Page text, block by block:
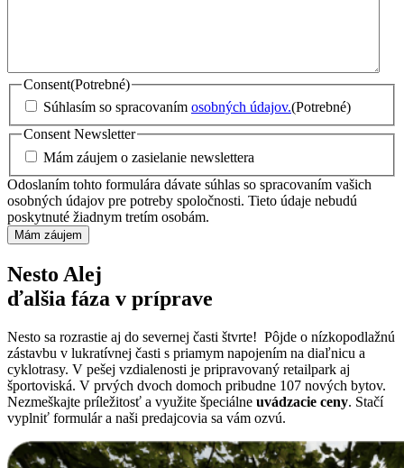
Consent(Potrebné)
Súhlasím so spracovaním osobných údajov.(Potrebné)
Consent Newsletter
Mám záujem o zasielanie newslettera
Odoslaním tohto formulára dávate súhlas so spracovaním vašich
osobných údajov pre potreby spoločnosti. Tieto údaje nebudú
poskytnuté žiadnym tretím osobám.
Nesto Alej
ďalšia fáza v príprave
Nesto sa rozrastie aj do severnej časti štvrte! Pôjde o nízkopodlažnú
zástavbu v lukratívnej časti s priamym napojením na diaľnicu a
cyklotrasy. V pešej vzdialenosti je pripravovaný retailpark aj
športoviská. V prvých dvoch domoch pribudne 107 nových bytov.
Nezmeškajte príležitosť a využite špeciálne uvádzacie ceny. Stačí
vyplniť formulár a naši predajcovia sa vám ozvú.